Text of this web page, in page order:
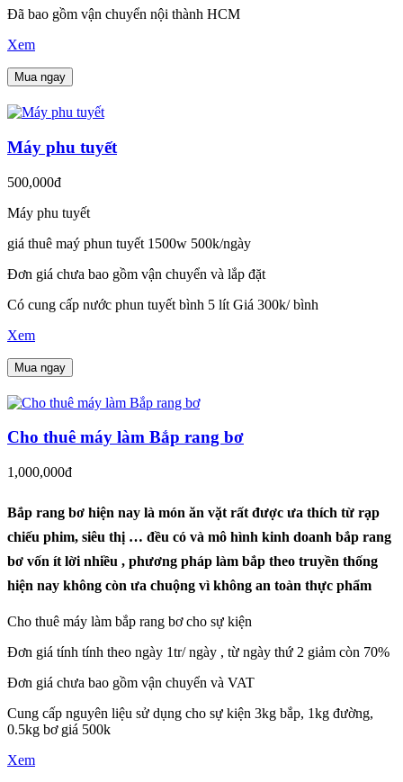
Đã bao gồm vận chuyển nội thành HCM
Xem
Mua ngay
Máy phu tuyết
500,000đ
Máy phu tuyết
giá thuê maý phun tuyết 1500w 500k/ngày
Đơn giá chưa bao gồm vận chuyển và lắp đặt
Có cung cấp nước phun tuyết bình 5 lít Giá 300k/ bình
Xem
Mua ngay
Cho thuê máy làm Bắp rang bơ
1,000,000đ
Bắp rang bơ hiện nay là món ăn vặt rất được ưa thích từ rạp
chiếu phim, siêu thị … đều có và mô hình kinh doanh bắp rang
bơ vốn ít lời nhiều , phương pháp làm bắp theo truyền thống
hiện nay không còn ưa chuộng vì không an toàn thực phẩm
Cho thuê máy làm bắp rang bơ cho sự kiện
Đơn giá tính tính theo ngày 1tr/ ngày , từ ngày thứ 2 giảm còn 70%
Đơn giá chưa bao gồm vận chuyển và VAT
Cung cấp nguyên liệu sử dụng cho sự kiện 3kg bắp, 1kg đường,
0.5kg bơ giá 500k
Xem